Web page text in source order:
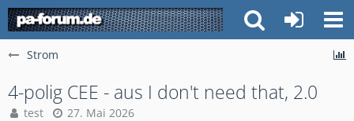
Strom
4-polig CEE - aus I don't need that, 2.0
test
27. Mai 2026